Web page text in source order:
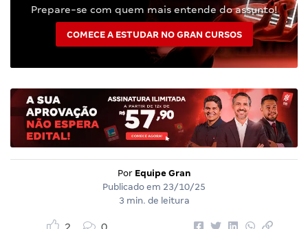
Prepare-se com quem mais entende do assunto!
COMECE A ESTUDAR NO GRAN CURSOS
Por Equipe Gran
Publicado em 23/10/25
3 min. de leitura